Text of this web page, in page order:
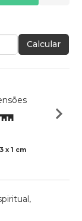
Calcular
x 1 cm
,